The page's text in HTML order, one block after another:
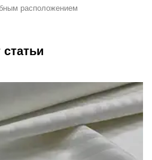
расположением